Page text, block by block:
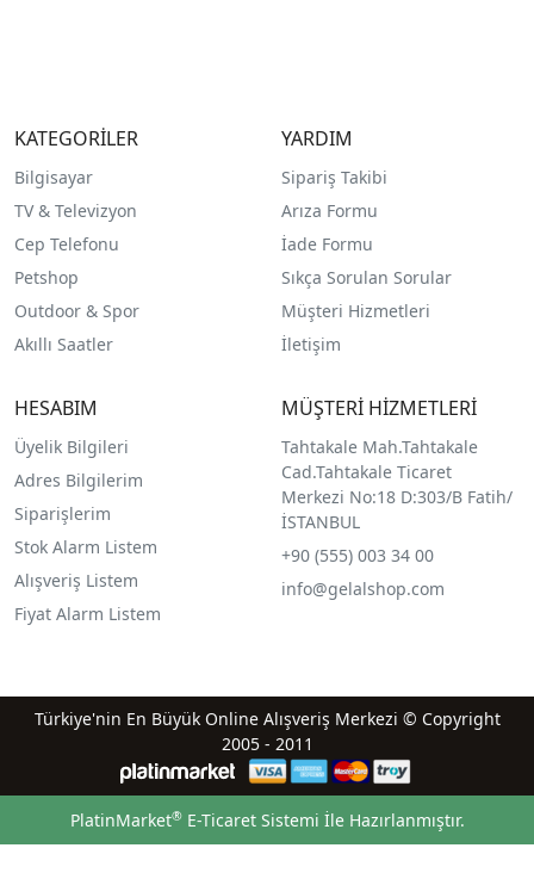
KATEGORİLER
Bilgisayar
TV & Televizyon
Cep Telefonu
Petshop
Outdoor & Spor
Akıllı Saatler
YARDIM
Sipariş Takibi
Arıza Formu
İade Formu
Sıkça Sorulan Sorular
Müşteri Hizmetleri
İletişim
HESABIM
Üyelik Bilgileri
Adres Bilgilerim
Siparişlerim
Stok Alarm Listem
Alışveriş Listem
Fiyat Alarm Listem
MÜŞTERİ HİZMETLERİ
Tahtakale Mah.Tahtakale
Cad.Tahtakale Ticaret
Merkezi No:18 D:303/B Fatih/
İSTANBUL
+90 (555) 003 34 00
info@gelalshop.com
Türkiye'nin En Büyük Online Alışveriş Merkezi © Copyright
2005 - 2011
PlatinMarket®E-Ticaret Sistemi İle Hazırlanmıştır.